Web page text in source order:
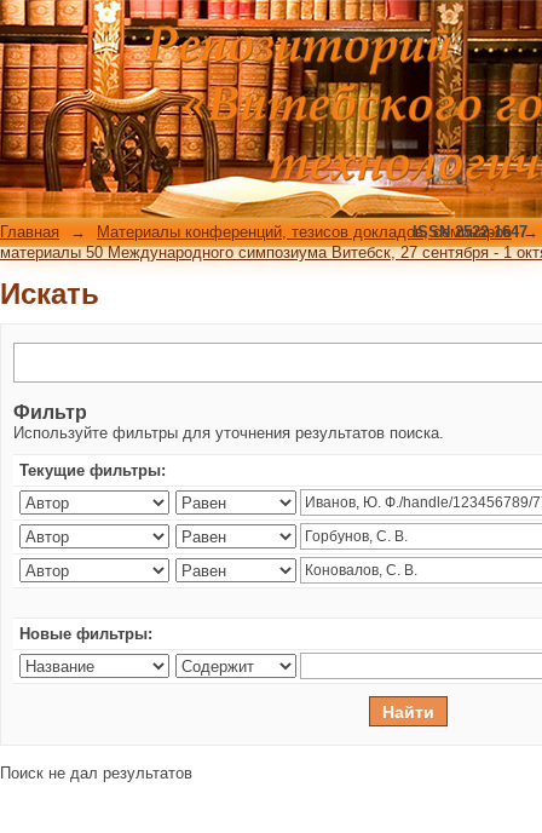
Искать
Главная → Материалы конференций, тезисов докладов, семинаров →
материалы 50 Международного симпозиума Витебск, 27 сентября - 1
ISSN 2522-1647
Искать
Фильтр
Используйте фильтры для уточнения результатов поиска.
Текущие фильтры:
Новые фильтры:
Поиск не дал результатов